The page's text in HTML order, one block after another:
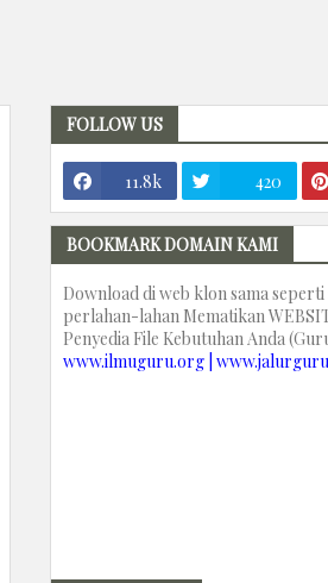
FOLLOW US
11.8k 420
BOOKMARK DOMAIN KAMI
Download di web klon sama seperti
perlahan-lahan Mematikan
Penyedia File Kebutuhan Anda
www.ilmuguru.org |